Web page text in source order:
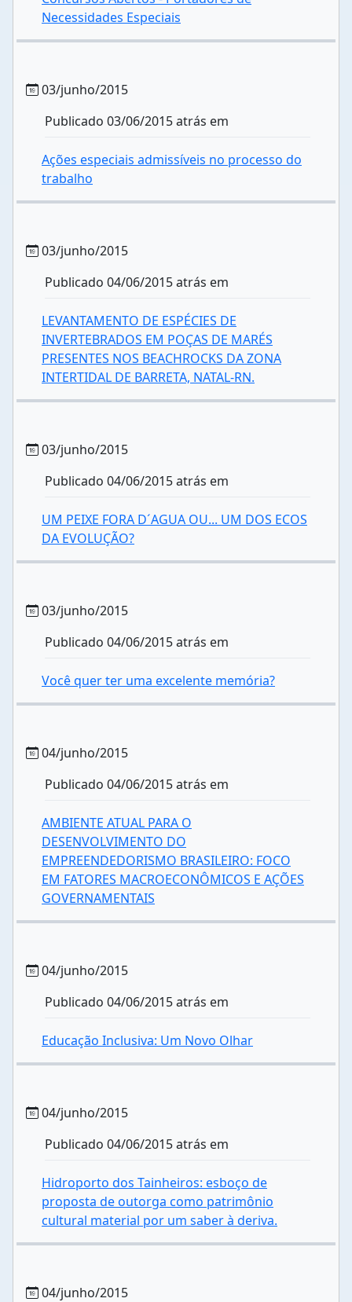
Necessidades Especiais
03/junho/2015
Publicado 03/06/2015 atrás em
Ações especiais admissíveis no processo do
trabalho
03/junho/2015
Publicado 04/06/2015 atrás em
LEVANTAMENTO DE ESPÉCIES DE
INVERTEBRADOS EM POÇAS DE MARÉS
PRESENTES NOS BEACHROCKS DA ZONA
INTERTIDAL DE BARRETA, NATAL-RN.
03/junho/2015
Publicado 04/06/2015 atrás em
UM PEIXE FORA D´AGUA OU... UM DOS ECOS
DA EVOLUÇÃO?
03/junho/2015
Publicado 04/06/2015 atrás em
Você quer ter uma excelente memória?
04/junho/2015
Publicado 04/06/2015 atrás em
AMBIENTE ATUAL PARA O
DESENVOLVIMENTO DO
EMPREENDEDORISMO BRASILEIRO: FOCO
EM FATORES MACROECONÔMICOS E AÇÕES
GOVERNAMENTAIS
04/junho/2015
Publicado 04/06/2015 atrás em
Educação Inclusiva: Um Novo Olhar
04/junho/2015
Publicado 04/06/2015 atrás em
Hidroporto dos Tainheiros: esboço de
proposta de outorga como patrimônio
cultural material por um saber à deriva.
04/junho/2015